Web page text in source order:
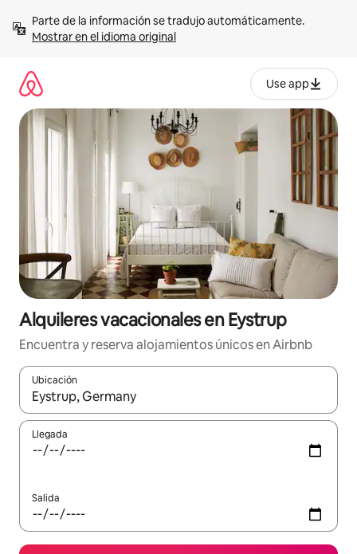
contenidoMostrar en el idioma original
Use app
Alquileres vacacionales en Eystrup
Encuentra y reserva alojamientos únicos en Airbnb
Ubicación
Cuando los resultados estén disponibles, navega con las
Llegada
Salida